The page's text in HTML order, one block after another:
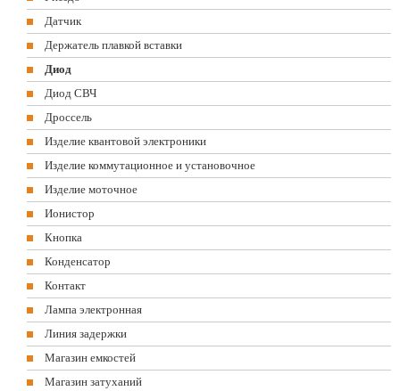
Датчик
Держатель плавкой вставки
Диод
Диод СВЧ
Дроссель
Изделие квантовой электроники
Изделие коммутационное и установочное
Изделие моточное
Ионистор
Кнопка
Конденсатор
Контакт
Лампа электронная
Линия задержки
Магазин емкостей
Магазин затуханий